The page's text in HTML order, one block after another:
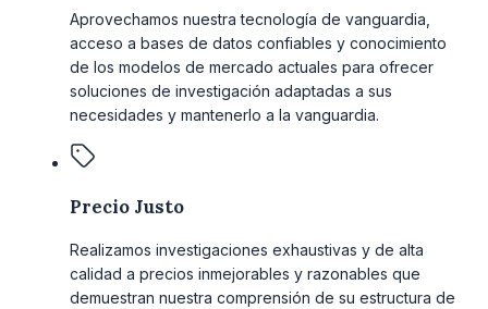
Aprovechamos nuestra tecnología de vanguardia,
acceso a bases de datos confiables y conocimiento
de los modelos de mercado actuales para ofrecer
soluciones de investigación adaptadas a sus
necesidades y mantenerlo a la vanguardia.
Precio Justo
Realizamos investigaciones exhaustivas y de alta
calidad a precios inmejorables y razonables que
demuestran nuestra comprensión de su estructura de